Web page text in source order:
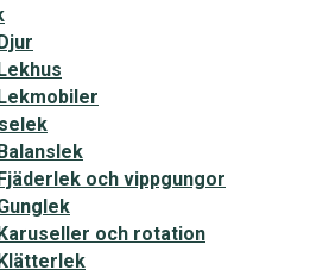
och vippgungor
och rotation